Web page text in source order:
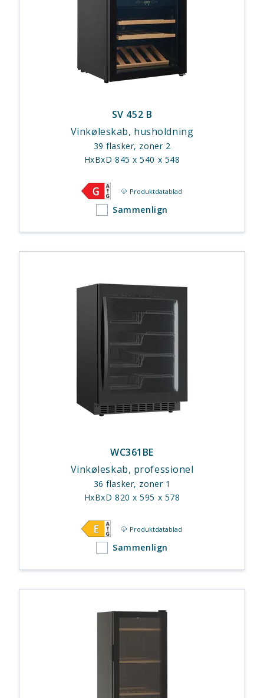
SV 452 B
Vinkøleskab, husholdning
39 flasker, zoner 2
HxBxD 845 x 540 x 548
Produktdatablad
Sammenlign
WC361BE
Vinkøleskab, professionel
36 flasker, zoner 1
HxBxD 820 x 595 x 578
Produktdatablad
Sammenlign